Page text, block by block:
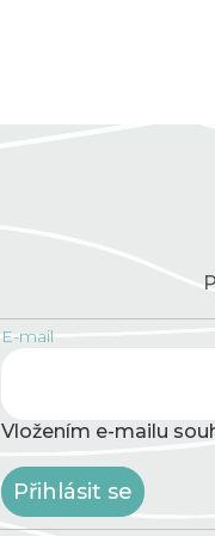
E-mail
Vložením e-mailu
Přihlásit se